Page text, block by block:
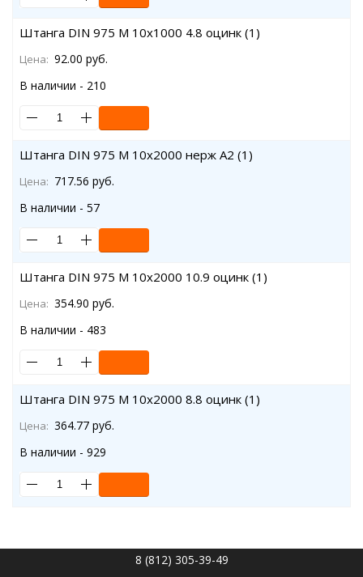
Штанга DIN 975 M 10x1000 4.8 оцинк (1)
Цена: 92.00 руб.
В наличии - 210
Штанга DIN 975 M 10x2000 нерж A2 (1)
Цена: 717.56 руб.
В наличии - 57
Штанга DIN 975 M 10x2000 10.9 оцинк (1)
Цена: 354.90 руб.
В наличии - 483
Штанга DIN 975 M 10x2000 8.8 оцинк (1)
Цена: 364.77 руб.
В наличии - 929
8 (812) 305-39-49